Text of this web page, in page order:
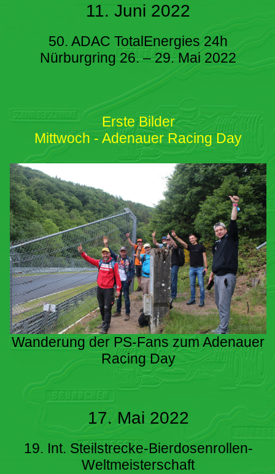
11. Juni 2022
50. ADAC TotalEnergies 24h
Nürburgring 26. – 29. Mai 2022
Erste Bilder
Mittwoch - Adenauer Racing Day
Wanderung der PS-Fans zum Adenauer
Racing Day
17. Mai 2022
19. Int. Steilstrecke-Bierdosenrollen-
Weltmeisterschaft